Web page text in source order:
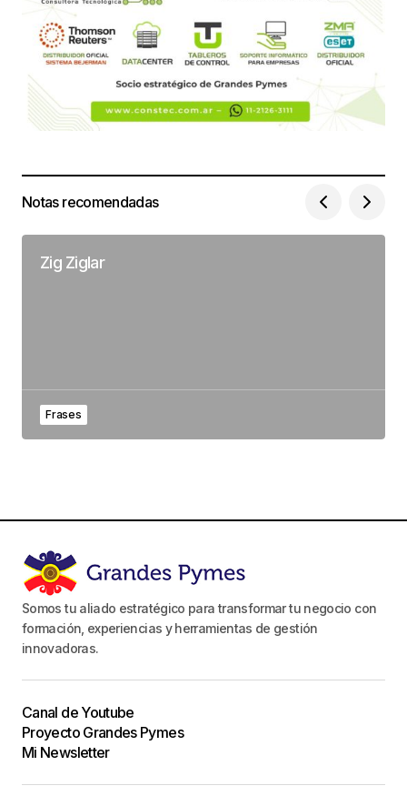
Notas recomendadas
Zig Ziglar
Frases
Somos tu aliado estratégico para transformar tu negocio con
formación, experiencias y herramientas de gestión
innovadoras.
Canal de Youtube
Proyecto Grandes Pymes
Mi Newsletter